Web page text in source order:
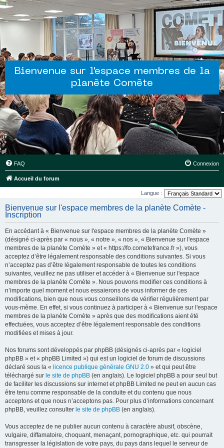
Bienvenue sur l'espace membres de la
planète Comète
FAQ Connexion
Accueil du forum
Langue :
Bienvenue sur l'espace membres de la planète Comète -
Inscription
En accédant à « Bienvenue sur l'espace membres de la planète Comète »
(désigné ci-après par « nous », « notre », « nos », « Bienvenue sur l'espace
membres de la planète Comète » et « https://fo.cometefrance.fr »), vous
acceptez d’être légalement responsable des conditions suivantes. Si vous
n’acceptez pas d’être légalement responsable de toutes les conditions
suivantes, veuillez ne pas utiliser et accéder à « Bienvenue sur l'espace
membres de la planète Comète ». Nous pouvons modifier ces conditions à
n’importe quel moment et nous essaierons de vous informer de ces
modifications, bien que nous vous conseillons de vérifier régulièrement par
vous-même. En effet, si vous continuez à participer à « Bienvenue sur l'espace
membres de la planète Comète » après que des modifications aient été
effectuées, vous acceptez d’être légalement responsable des conditions
modifiées et mises à jour.
Nos forums sont développés par phpBB (désignés ci-après par « logiciel
phpBB » et « phpBB Limited ») qui est un logiciel de forum de discussions
déclaré sous la « licence publique générale GNU 2.0 » et qui peut être
téléchargé sur le site de phpBB (en anglais). Le logiciel phpBB a pour seul but
de faciliter les discussions sur internet et phpBB Limited ne peut en aucun cas
être tenu comme responsable de la conduite et du contenu que nous
acceptons et que nous n’acceptons pas. Pour plus d’informations concernant
phpBB, veuillez consulter le site de phpBB (en anglais).
Vous acceptez de ne publier aucun contenu à caractère abusif, obscène,
vulgaire, diffamatoire, choquant, menaçant, pornographique, etc. qui pourrait
transgresser la législation de votre pays, du pays dans lequel le serveur de